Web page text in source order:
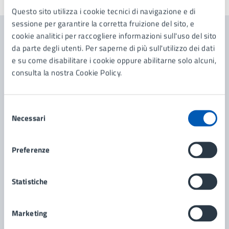
Questo sito utilizza i cookie tecnici di navigazione e di
sessione per garantire la corretta fruizione del sito, e
cookie analitici per raccogliere informazioni sull'uso del sito
da parte degli utenti. Per saperne di più sull'utilizzo dei dati
e su come disabilitare i cookie oppure abilitarne solo alcuni,
consulta la nostra Cookie Policy.
delNecessari
Preferenze
Statistiche
Marketing
Contenuti correlati
Amministrazione
Segreteria Generale e Contratti